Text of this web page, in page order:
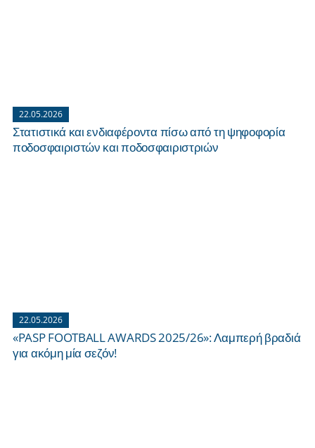
22.05.2026
Στατιστικά και ενδιαφέροντα πίσω από τη ψηφοφορία
ποδοσφαιριστών και ποδοσφαιριστριών
22.05.2026
«PASP FOOTBALL AWARDS 2025/26»: Λαμπερή βραδιά
για ακόμη μία σεζόν!